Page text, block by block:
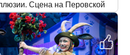
Сцена на Перовской